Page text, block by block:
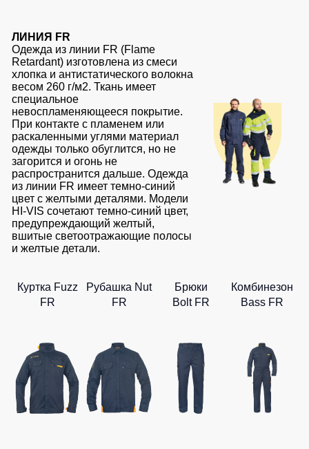
ЛИНИЯ FR
Одежда из линии FR (Flame
Retardant) изготовлена из смеси
хлопка и антистатического волокна
весом 260 г/м2. Ткань имеет
специальное
невоспламеняющееся покрытие.
При контакте с пламенем или
раскаленными углями материал
одежды только обуглится, но не
загорится и огонь не
распространится дальше. Одежда
из линии FR имеет темно-синий
цвет с желтыми деталями. Модели
HI-VIS сочетают темно-синий цвет,
предупреждающий желтый,
вшитые светоотражающие полосы
и желтые детали.
Куртка Fuzz
FR
Рубашка Nut
FR
Брюки
Bolt FR
Комбинезон
Bass FR